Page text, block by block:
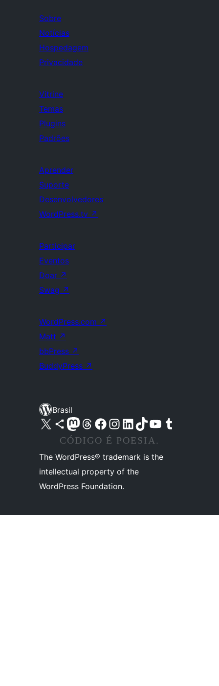
Sobre
Notícias
Hospedagem
Privacidade
Vitrine
Temas
Plugins
Padrões
Aprender
Suporte
Desenvolvedores
WordPress.tv ↗
Participar
Eventos
Doar ↗
Swag ↗
WordPress.com ↗
Matt ↗
bbPress ↗
BuddyPress ↗
Brasil
Acessar nossa conta do X (antigo Twitter)
Acessar nossa conta do Bluesky
Acessar nossa conta do Mastodon
Acessar nossa conta do Threads
Acessar nossa página do Facebook
Acessar nossa conta do Instagram
Acessar nossa conta do LinkedIn
Acessar nossa conta do TikTok
Acessar nosso canal do YouTube
Acessar nossa conta no Tumblr
CÓDIGO É POESIA.
The WordPress® trademark is the
intellectual property of the
WordPress Foundation.